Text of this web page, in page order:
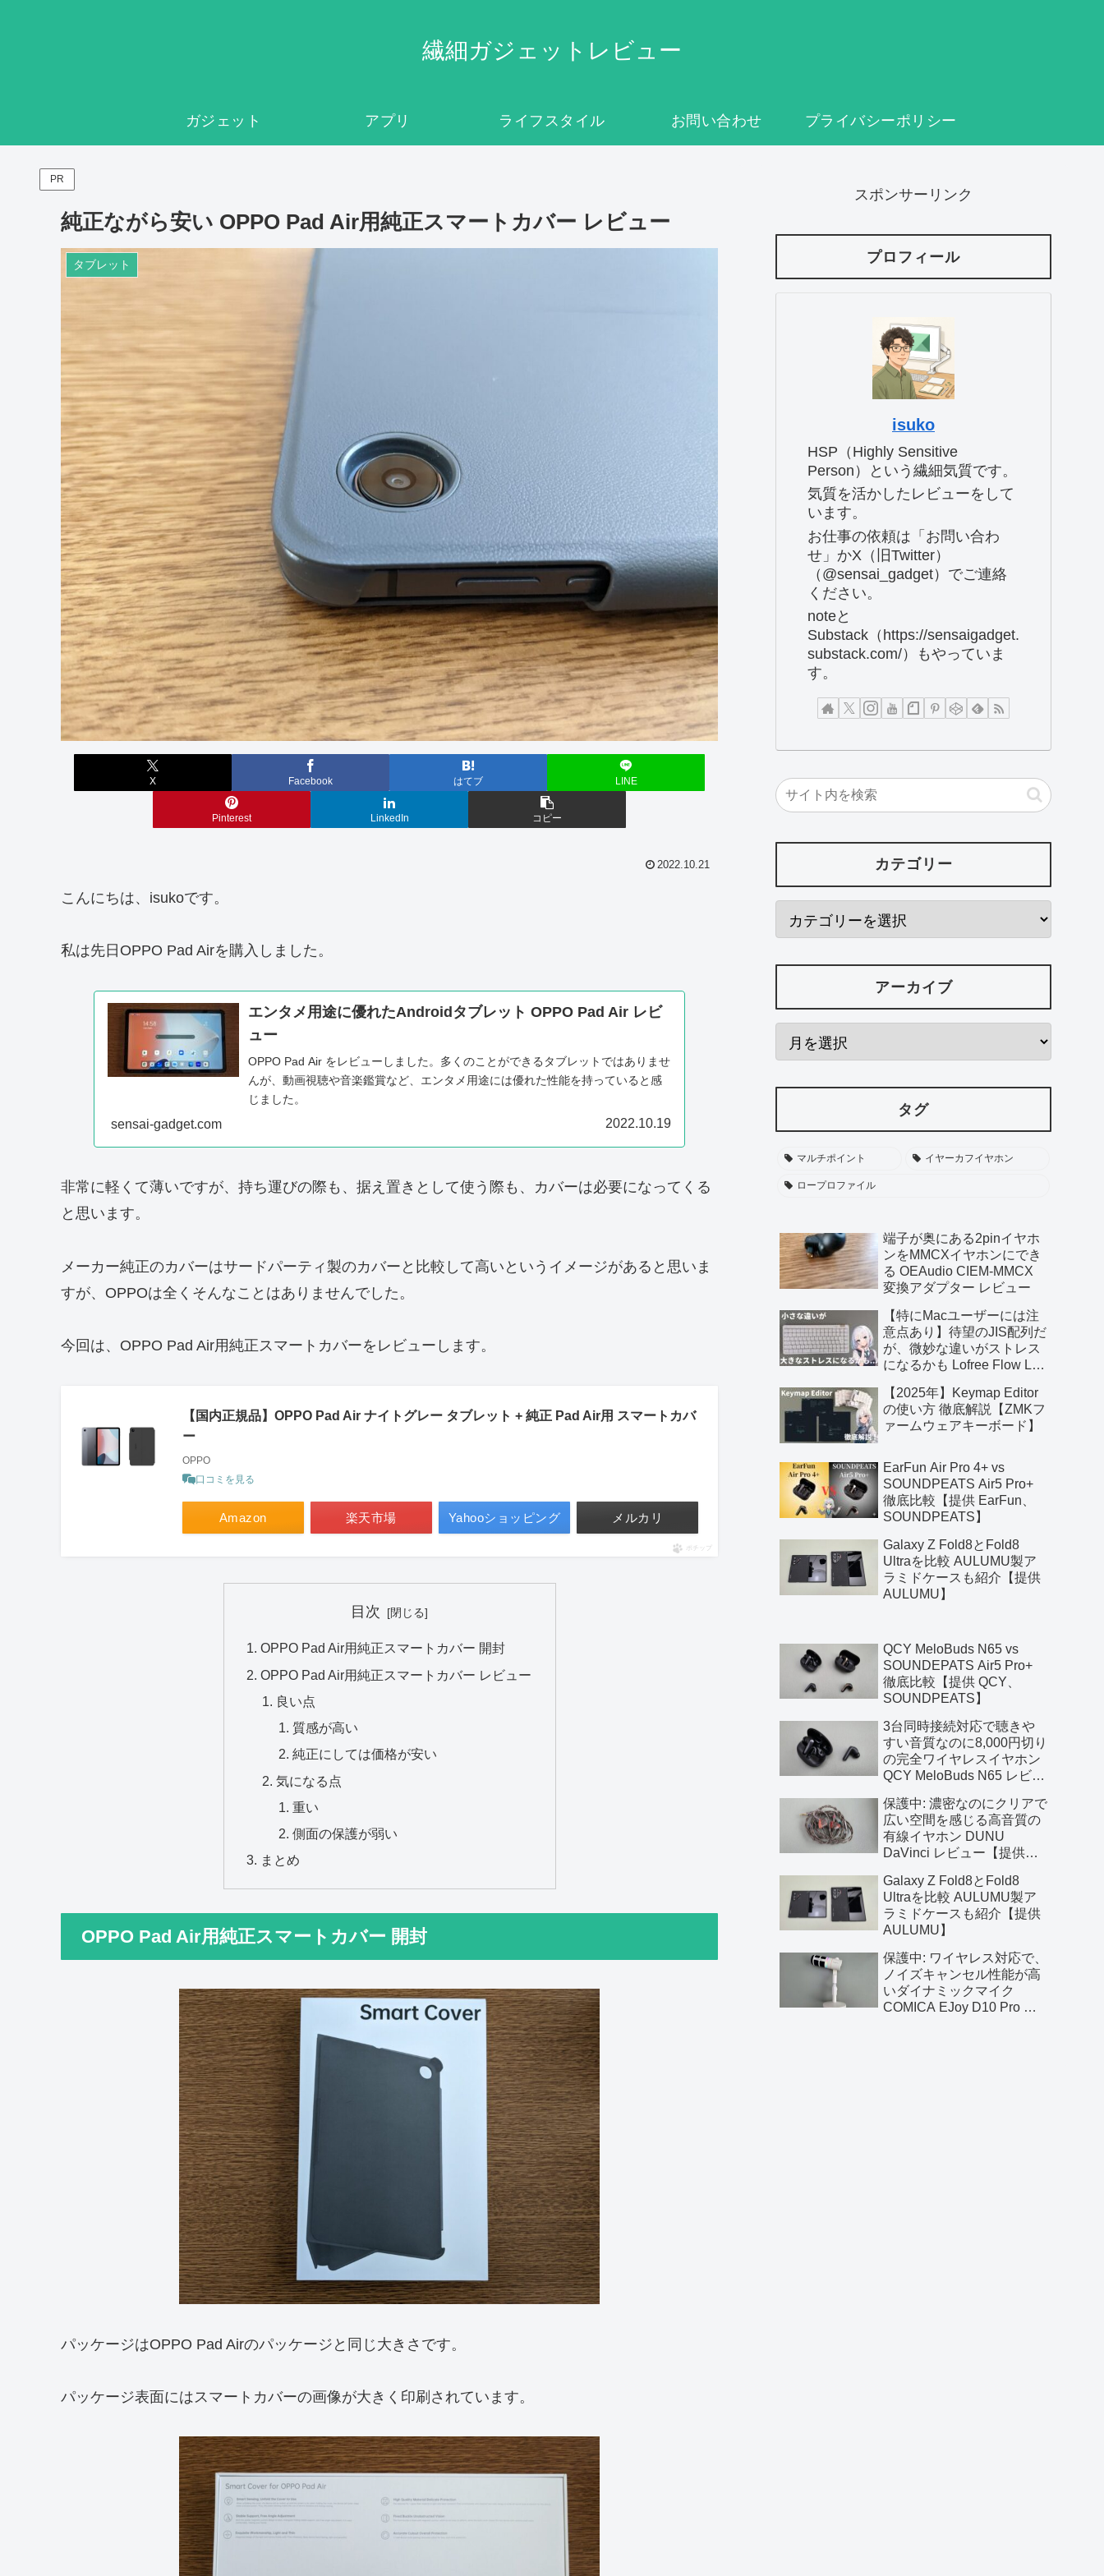
繊細ガジェットレビュー
ガジェット アプリ ライフスタイル お問い合わせ プライバシーポリシー
PR
純正ながら安い OPPO Pad Air用純正スマートカバー レビュー
タブレット
X Facebook はてブ LINE
Pinterest LinkedIn コピー
2022.10.21
こんにちは、isukoです。
私は先日OPPO Pad Airを購入しました。
エンタメ用途に優れたAndroidタブレット OPPO Pad Air レビ
ュー
OPPO Pad Air をレビューしました。多くのことができるタブレットではありませ
んが、動画視聴や音楽鑑賞など、エンタメ用途には優れた性能を持っていると感
じました。
sensai-gadget.com 2022.10.19
非常に軽くて薄いですが、持ち運びの際も、据え置きとして使う際も、カバーは必要になってくる
と思います。
メーカー純正のカバーはサードパーティ製のカバーと比較して高いというイメージがあると思いま
すが、OPPOは全くそんなことはありませんでした。
今回は、OPPO Pad Air用純正スマートカバーをレビューします。
【国内正規品】OPPO Pad Air ナイトグレー タブレット + 純正 Pad Air用 スマートカバ
ー
OPPO
口コミを見る
Amazon 楽天市場 Yahooショッピング メルカリ
ポチップ
目次
OPPO Pad Air用純正スマートカバー 開封
OPPO Pad Air用純正スマートカバー レビュー
良い点
質感が高い
純正にしては価格が安い
気になる点
重い
側面の保護が弱い
まとめ
OPPO Pad Air用純正スマートカバー 開封
パッケージはOPPO Pad Airのパッケージと同じ大きさです。
パッケージ表面にはスマートカバーの画像が大きく印刷されています。
スポンサーリンク
プロフィール
isuko
HSP（Highly Sensitive
Person）という繊細気質です。
気質を活かしたレビューをして
います。
お仕事の依頼は「お問い合わ
せ」かX（旧Twitter）
（@sensai_gadget）でご連絡
ください。
noteと
Substack（https://sensaigadget.
substack.com/）もやっていま
す。
カテゴリー
アーカイブ
タグ
マルチポイント イヤーカフイヤホン
ロープロファイル
端子が奥にある2pinイヤホ
ンをMMCXイヤホンにでき
る OEAudio CIEM-MMCX
変換アダプター レビュー
【特にMacユーザーには注
意点あり】待望のJIS配列だ
が、微妙な違いがストレス
になるかも Lofree Flow Lite
同会社】
【2025年】Keymap Editor
の使い方 徹底解説【ZMKフ
ァームウェアキーボード】
EarFun Air Pro 4+ vs
SOUNDPEATS Air5 Pro+
徹底比較【提供 EarFun、
SOUNDPEATS】
Galaxy Z Fold8とFold8
Ultraを比較 AULUMU製ア
ラミドケースも紹介【提供
AULUMU】
QCY MeloBuds N65 vs
SOUNDEPATS Air5 Pro+
徹底比較【提供 QCY、
SOUNDPEATS】
3台同時接続対応で聴きや
すい音質なのに8,000円切り
の完全ワイヤレスイヤホン
QCY MeloBuds N65 レビュ
保護中: 濃密なのにクリアで
広い空間を感じる高音質の
有線イヤホン DUNU
DaVinci レビュー【提供
Galaxy Z Fold8とFold8
Ultraを比較 AULUMU製ア
ラミドケースも紹介【提供
AULUMU】
保護中: ワイヤレス対応で、
ノイズキャンセル性能が高
いダイナミックマイク
COMICA EJoy D10 Pro レ